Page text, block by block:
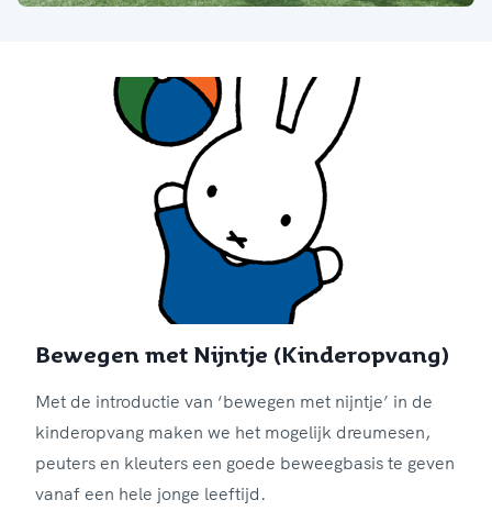
Bewegen met Nijntje (Kinderopvang)
Met de introductie van ‘bewegen met nijntje’ in de
kinderopvang maken we het mogelijk dreumesen,
peuters en kleuters een goede beweegbasis te geven
vanaf een hele jonge leeftijd.